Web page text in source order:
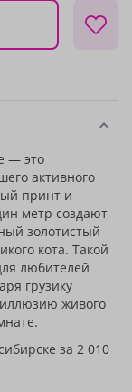
— это
активного
принт и
метр создают
золотистый
кота. Такой
любителей
грузику
иллюзию живого
за 2 010